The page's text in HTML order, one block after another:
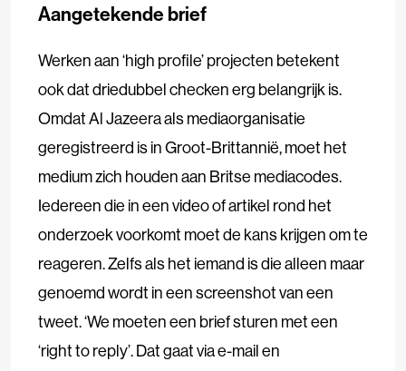
Aangetekende brief
Werken aan ‘high profile’ projecten betekent
ook dat driedubbel checken erg belangrijk is.
Omdat Al Jazeera als mediaorganisatie
geregistreerd is in Groot-Brittannië, moet het
medium zich houden aan Britse mediacodes.
Iedereen die in een video of artikel rond het
onderzoek voorkomt moet de kans krijgen om te
reageren. Zelfs als het iemand is die alleen maar
genoemd wordt in een screenshot van een
tweet. ‘We moeten een brief sturen met een
‘right to reply’. Dat gaat via e-mail en